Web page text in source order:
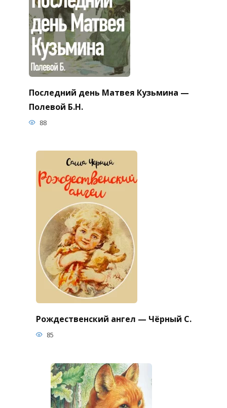
Последний день Матвея Кузьмина —
Полевой Б.Н.
88
Рождественский ангел — Чёрный С.
85